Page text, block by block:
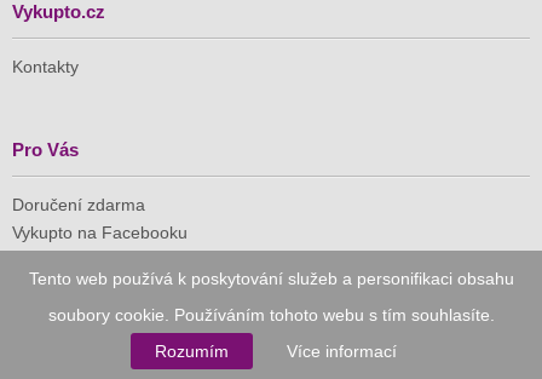
Tento web používá k poskytování služeb a personifikaci obsahu
soubory cookie. Používáním tohoto webu s tím souhlasíte.
Rozumím
Více informací
Vykupto.cz
Kontakty
Pro Vás
Doručení zdarma
Vykupto na Facebooku
Důvěryhodný nákup
Naše společnost je členem Asociace pro elektronickou
komerci (APEK)